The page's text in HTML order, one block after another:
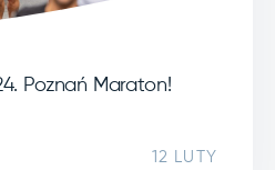
Poznań Maraton!
12 LUTY